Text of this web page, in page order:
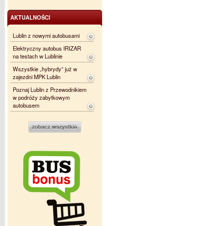
AKTUALNOŚCI
Lublin z nowymi autobusami
Elektryczny autobus IRIZAR
na testach w Lublinie
Wszystkie „hybrydy” już w
zajezdni MPK Lublin
Poznaj Lublin z Przewodnikiem
w podróży zabytkowym
autobusem